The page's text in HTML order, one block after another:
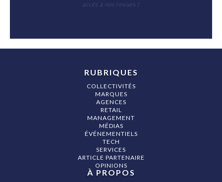
accès à nos revues !
RUBRIQUES
COLLECTIVITÉS
MARQUES
AGENCES
RETAIL
MANAGEMENT
MÉDIAS
ÉVÉNEMENTIELS
TECH
SERVICES
ARTICLE PARTENAIRE
OPINIONS
À PROPOS